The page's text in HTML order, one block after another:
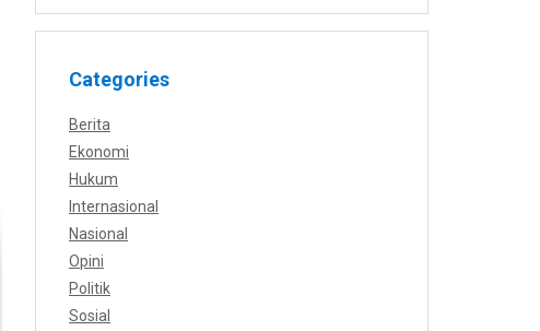
Categories
Berita
Ekonomi
Hukum
Internasional
Nasional
Opini
Politik
Sosial